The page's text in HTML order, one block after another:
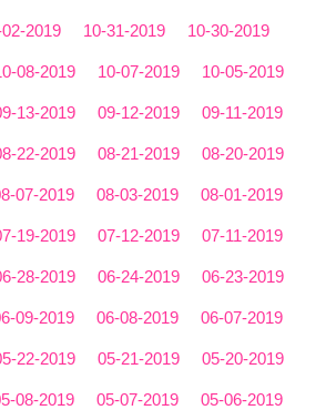
02-2019 10-31-2019 10-30-2019
08-2019 10-07-2019 10-05-2019
13-2019 09-12-2019 09-11-2019
22-2019 08-21-2019 08-20-2019
07-2019 08-03-2019 08-01-2019
19-2019 07-12-2019 07-11-2019
28-2019 06-24-2019 06-23-2019
09-2019 06-08-2019 06-07-2019
22-2019 05-21-2019 05-20-2019
08-2019 05-07-2019 05-06-2019